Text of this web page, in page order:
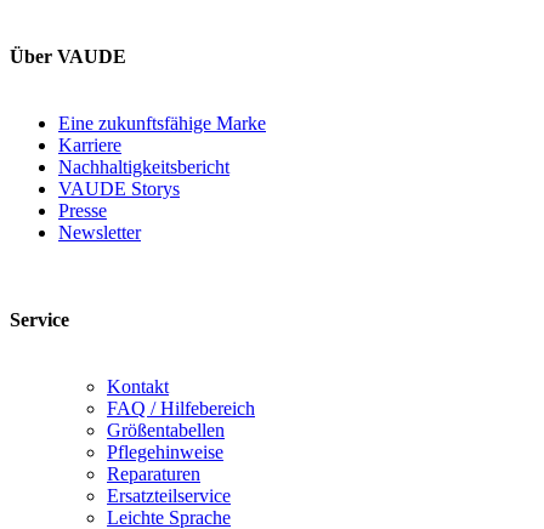
Über VAUDE
Eine zukunftsfähige Marke
Karriere
Nachhaltigkeitsbericht
VAUDE Storys
Presse
Newsletter
Service
Kontakt
FAQ / Hilfebereich
Größentabellen
Pflegehinweise
Reparaturen
Ersatzteilservice
Leichte Sprache